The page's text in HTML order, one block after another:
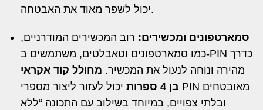
יכול לשפר מאוד את האבטחה.
סמארטפונים ומכשירים: רוב המכשירים המודרניים,
כמו סמארטפונים וטאבלטים, משתמשים ב-PIN כדרך
מהירה ונוחה לנעול את המכשיר. מחולל קוד אקראי
בן 4 ספרות
יכול לעזור ליצור מספרי PIN מאובטחים
ובלתי צפויים, במיוחד בשילוב עם התכונה “ללא